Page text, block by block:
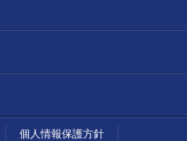
個人情報保護方針